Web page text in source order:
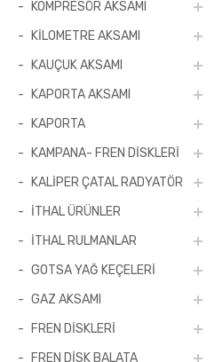
KOMPRESÖR AKSAMI
KİLOMETRE AKSAMI
KAUÇUK AKSAMI
KAPORTA AKSAMI
KAPORTA
KAMPANA- FREN DİSKLERİ
KALİPER ÇATAL RADYATÖR
İTHAL ÜRÜNLER
İTHAL RULMANLAR
GOTSA YAĞ KEÇELERİ
GAZ AKSAMI
FREN DİSKLERİ
FREN DİSK BALATA